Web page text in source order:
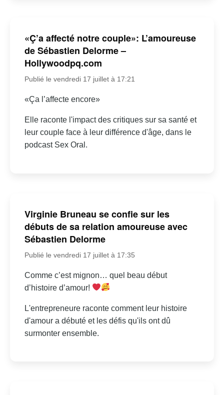
«Ç’a affecté notre couple»: L’amoureuse
de Sébastien Delorme –
Hollywoodpq.com
Publié le vendredi 17 juillet à 17:21
«Ça l’affecte encore»
Elle raconte l'impact des critiques sur sa santé et
leur couple face à leur différence d'âge, dans le
podcast Sex Oral.
Virginie Bruneau se confie sur les
débuts de sa relation amoureuse avec
Sébastien Delorme
Publié le vendredi 17 juillet à 17:35
Comme c’est mignon… quel beau début
d’histoire d’amour!
L'entrepreneure raconte comment leur histoire
d'amour a débuté et les défis qu'ils ont dû
surmonter ensemble.